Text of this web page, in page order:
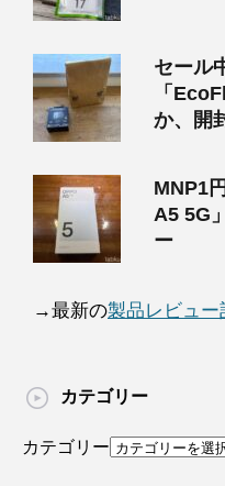
セール
「
か、開
MNP1
A5 5G
ー
→最新の製品レビュー
カテゴリー
カテゴリー